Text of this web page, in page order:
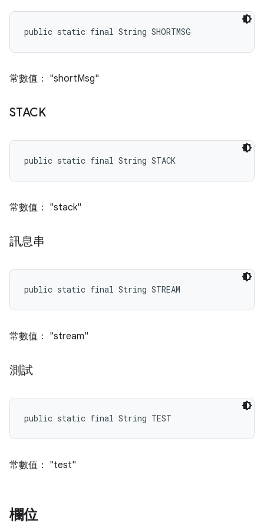
public static final String SHORTMSG
常數值： "shortMsg"
STACK
public static final String STACK
常數值： "stack"
訊息串
public static final String STREAM
常數值： "stream"
測試
public static final String TEST
常數值： "test"
欄位